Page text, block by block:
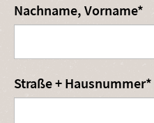
Pflichtfeld
Nachname, Vorname*
Pflichtfeld
Straße + Hausnummer*